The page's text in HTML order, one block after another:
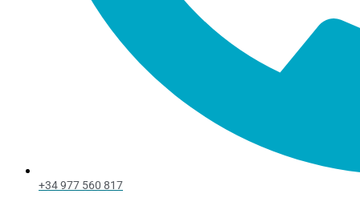
+34 977 560 817